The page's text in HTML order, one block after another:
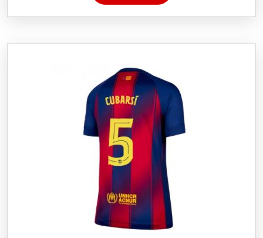
flere
Alternativene
på
produktsiden